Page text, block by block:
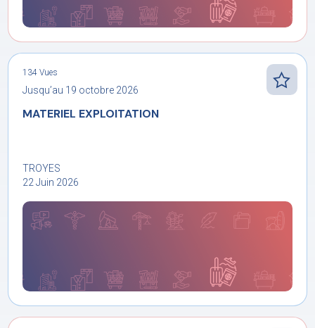
134 Vues
Jusqu’au 19 octobre 2026
MATERIEL EXPLOITATION
TROYES
22 Juin 2026